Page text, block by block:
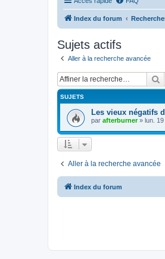
Index du forum
Sujets actifs
Aller à la recherche avancée
SUJETS
Les vieux négatifs
par afterburner» lun.
Aller à la recherche avancée
Index du forum